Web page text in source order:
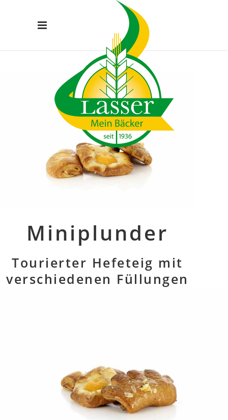
Miniplunder
Tourierter Hefeteig mit
verschiedenen Füllungen